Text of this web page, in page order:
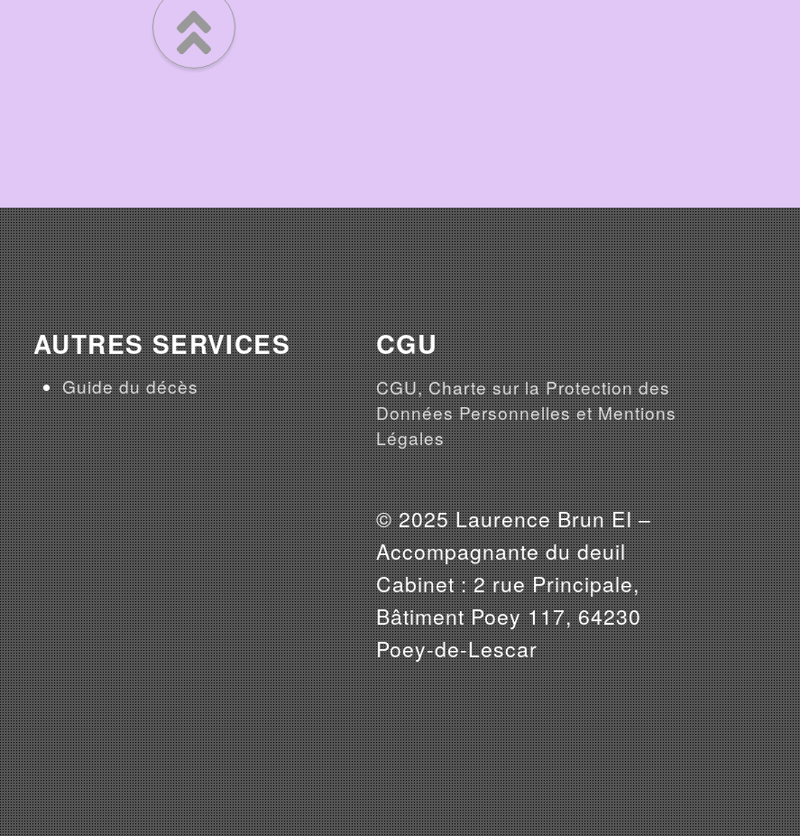
AUTRES SERVICES
Guide du décès
CGU
CGU, Charte sur la Protection des
Données Personnelles et Mentions
Légales
© 2025 Laurence Brun EI –
Accompagnante du deuil
Cabinet : 2 rue Principale,
Bâtiment Poey 117, 64230
Poey-de-Lescar